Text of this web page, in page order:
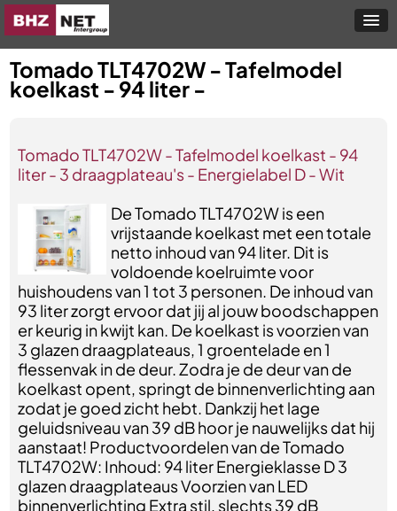
Tomado TLT4702W - Tafelmodel
koelkast - 94 liter -
Tomado TLT4702W - Tafelmodel koelkast - 94
liter - 3 draagplateau's - Energielabel D - Wit
De Tomado TLT4702W is een
vrijstaande koelkast met een totale
netto inhoud van 94 liter. Dit is
voldoende koelruimte voor
huishoudens van 1 tot 3 personen. De inhoud van
93 liter zorgt ervoor dat jij al jouw boodschappen
er keurig in kwijt kan. De koelkast is voorzien van
3 glazen draagplateaus, 1 groentelade en 1
flessenvak in de deur. Zodra je de deur van de
koelkast opent, springt de binnenverlichting aan
zodat je goed zicht hebt. Dankzij het lage
geluidsniveau van 39 dB hoor je nauwelijks dat hij
aanstaat! Productvoordelen van de Tomado
TLT4702W: Inhoud: 94 liter Energieklasse D 3
glazen draagplateaus Voorzien van LED
binnenverlichting Extra stil, slechts 39 dB